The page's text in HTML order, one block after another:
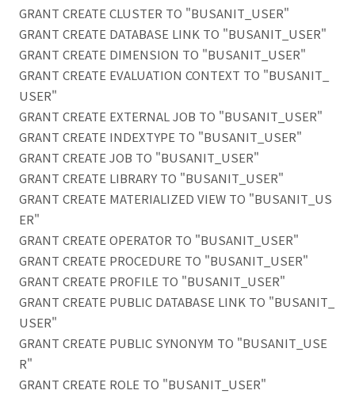
GRANT CREATE CLUSTER TO "BUSANIT_USER"
GRANT CREATE DATABASE LINK TO "BUSANIT_USER"
GRANT CREATE DIMENSION TO "BUSANIT_USER"
GRANT CREATE EVALUATION CONTEXT TO "BUSANIT_
USER"
GRANT CREATE EXTERNAL JOB TO "BUSANIT_USER"
GRANT CREATE INDEXTYPE TO "BUSANIT_USER"
GRANT CREATE JOB TO "BUSANIT_USER"
GRANT CREATE LIBRARY TO "BUSANIT_USER"
GRANT CREATE MATERIALIZED VIEW TO "BUSANIT_US
ER"
GRANT CREATE OPERATOR TO "BUSANIT_USER"
GRANT CREATE PROCEDURE TO "BUSANIT_USER"
GRANT CREATE PROFILE TO "BUSANIT_USER"
GRANT CREATE PUBLIC DATABASE LINK TO "BUSANIT_
USER"
GRANT CREATE PUBLIC SYNONYM TO "BUSANIT_USE
R"
GRANT CREATE ROLE TO "BUSANIT_USER"